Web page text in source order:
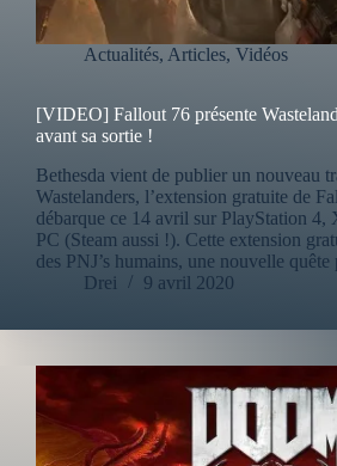
Actualités, Articles, Vidéos
[VIDEO] Fallout 76 présente
avant sa sortie !
Bethesda vient de publier un nouveau
Wastelanders, l’extension gratuite de
débarque ce 14 avril sur PlayStation 4,
PC (Steam aussi !). Cette extension
des PNJ’s humains, une nouvelle
Drei
9 avril 2020